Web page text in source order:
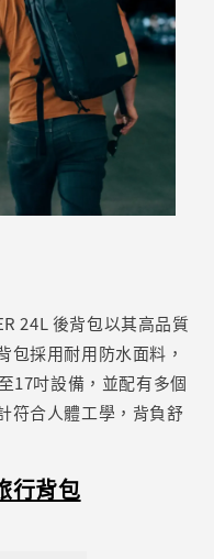
24L 後背包以其高品質
包採用耐用防水面料，
17吋設備，並配有多個
符合人體工學，背負舒
行背包